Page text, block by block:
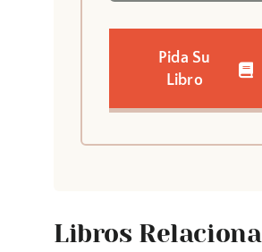
Pida Su
Libro
Libros